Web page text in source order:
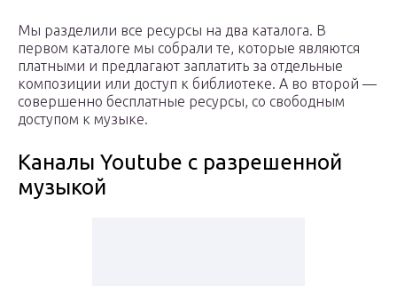
Мы разделили все ресурсы на два каталога. В
первом каталоге мы собрали те, которые являются
платными и предлагают заплатить за отдельные
композиции или доступ к библиотеке. А во второй —
совершенно бесплатные ресурсы, со свободным
доступом к музыке.
Каналы Youtube с разрешенной
музыкой